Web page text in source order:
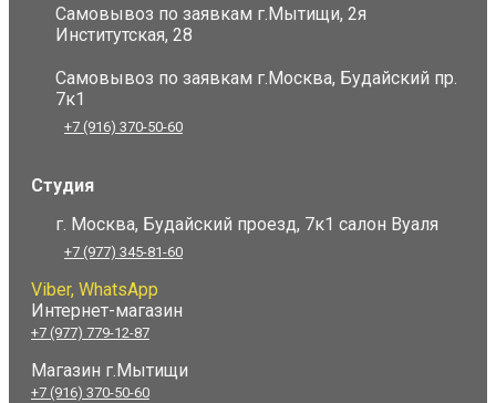
Самовывоз по заявкам г.Мытищи, 2я
Институтская, 28
Самовывоз по заявкам г.Москва, Будайский пр.
7к1
+7 (916) 370-50-60
Студия
г. Москва, Будайский проезд, 7к1 салон Вуаля
+7 (977) 345-81-60
Viber, WhatsApp
Интернет-магазин
+7 (977) 779-12-87
Магазин г.Мытищи
+7 (916) 370-50-60